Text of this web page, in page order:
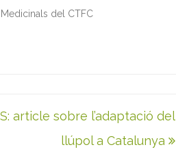
del CTFC
article sobre l’adaptació del
llúpol a Catalunya